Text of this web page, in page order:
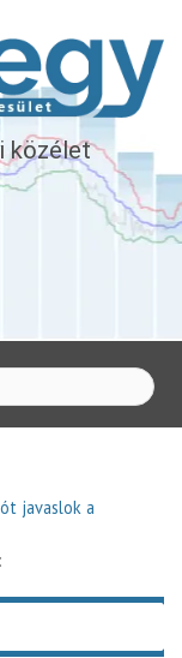
közélet
javaslok a